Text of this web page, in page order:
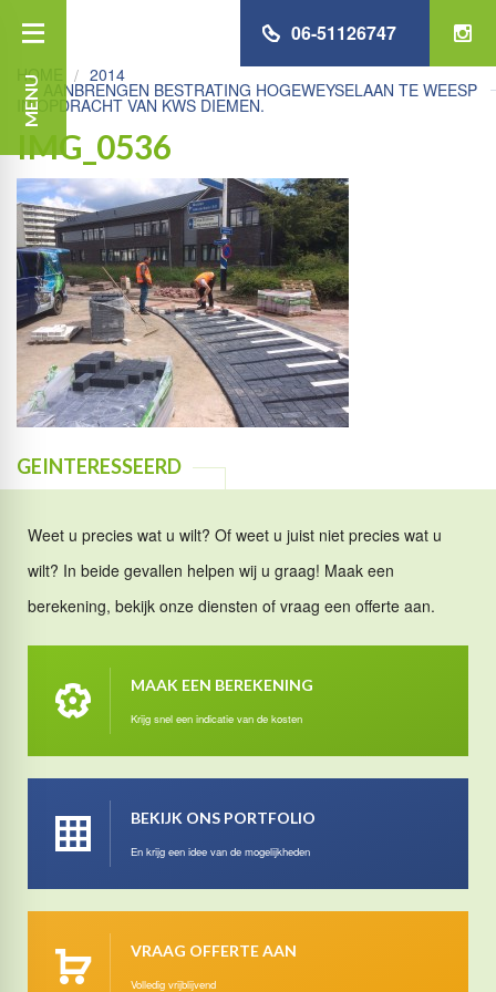
MENU
06-51126747
HOME 2014
AANBRENGEN BESTRATING HOGEWEYSELAAN TE WEESP
IN OPDRACHT VAN KWS DIEMEN.
IMG_0536
GEINTERESSEERD
Weet u precies wat u wilt? Of weet u juist niet precies wat u
wilt? In beide gevallen helpen wij u graag! Maak een
berekening, bekijk onze diensten of vraag een offerte aan.
MAAK EEN BEREKENING
Krijg snel een indicatie van de kosten
BEKIJK ONS PORTFOLIO
En krijg een idee van de mogelijkheden
VRAAG OFFERTE AAN
Volledig vrijblijvend